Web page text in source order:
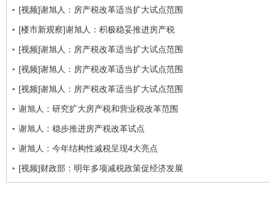
[视频]谢旭人：房产税改革适当扩大试点范围
[楼市新观察]谢旭人：积极稳妥推进房产税
[视频]谢旭人：房产税改革适当扩大试点范围
[视频]谢旭人：房产税改革适当扩大试点范围
[视频]谢旭人：房产税改革适当扩大试点范围
谢旭人：研究扩大房产税和营业税改革范围
谢旭人：稳步推进房产税改革试点
谢旭人：今年结构性减税呈现4大亮点
[视频]财政部：明年多项减税政策促经济发展